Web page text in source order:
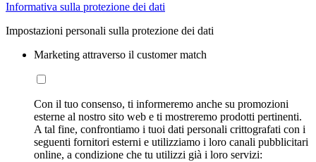
Informativa sulla protezione dei dati
Impostazioni personali sulla protezione dei dati
Marketing attraverso il customer match
Con il tuo consenso, ti informeremo anche su promozioni
esterne al nostro sito web e ti mostreremo prodotti pertinenti.
A tal fine, confrontiamo i tuoi dati personali crittografati con i
seguenti fornitori esterni e utilizziamo i loro canali pubblicitari
online, a condizione che tu utilizzi già i loro servizi: